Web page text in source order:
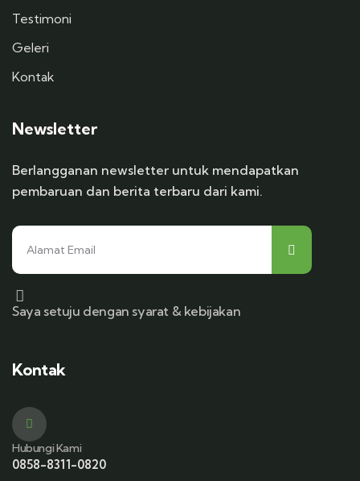
Testimoni
Geleri
Kontak
Newsletter
Berlangganan newsletter untuk mendapatkan
pembaruan dan berita terbaru dari kami.
Saya setuju dengan syarat & kebijakan
Kontak
Hubungi Kami
0858-8311-0820